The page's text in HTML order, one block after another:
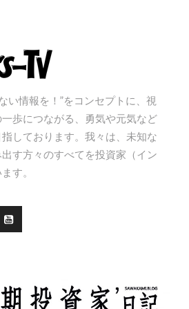
い情報を！”をコンセプトに、視
歩につながる、勇気や元気など
しております。我々は、未知な
す方々のすべてを投資家（イン
す。